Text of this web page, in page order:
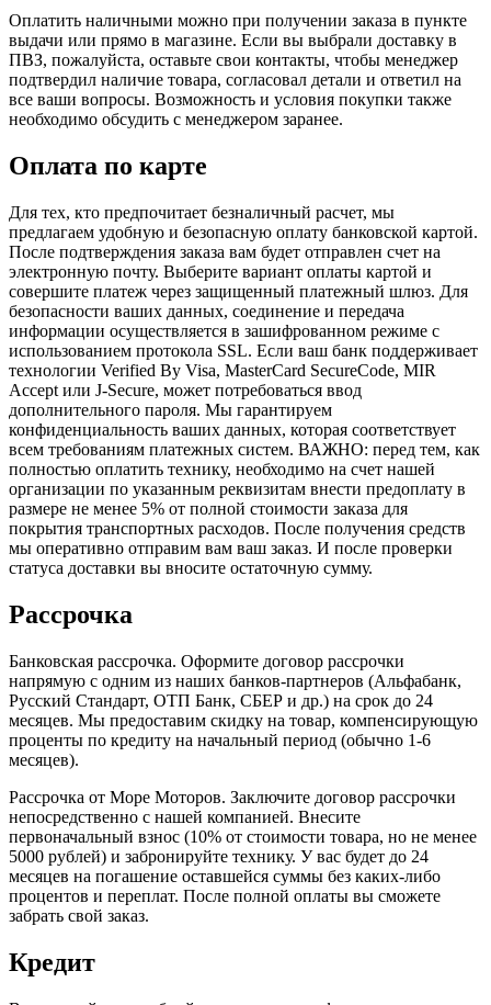
Оплатить наличными можно при получении заказа в пункте
выдачи или прямо в магазине. Если вы выбрали доставку в
ПВЗ, пожалуйста, оставьте свои контакты, чтобы менеджер
подтвердил наличие товара, согласовал детали и ответил на
все ваши вопросы. Возможность и условия покупки также
необходимо обсудить с менеджером заранее.
Оплата по карте
Для тех, кто предпочитает безналичный расчет, мы
предлагаем удобную и безопасную оплату банковской картой.
После подтверждения заказа вам будет отправлен счет на
электронную почту. Выберите вариант оплаты картой и
совершите платеж через защищенный платежный шлюз. Для
безопасности ваших данных, соединение и передача
информации осуществляется в зашифрованном режиме с
использованием протокола SSL. Если ваш банк поддерживает
технологии Verified By Visa, MasterCard SecureCode, MIR
Accept или J-Secure, может потребоваться ввод
дополнительного пароля. Мы гарантируем
конфиденциальность ваших данных, которая соответствует
всем требованиям платежных систем. ВАЖНО: перед тем, как
полностью оплатить технику, необходимо на счет нашей
организации по указанным реквизитам внести предоплату в
размере не менее 5% от полной стоимости заказа для
покрытия транспортных расходов. После получения средств
мы оперативно отправим вам ваш заказ. И после проверки
статуса доставки вы вносите остаточную сумму.
Рассрочка
Банковская рассрочка. Оформите договор рассрочки
напрямую с одним из наших банков-партнеров (Альфабанк,
Русский Стандарт, ОТП Банк, СБЕР и др.) на срок до 24
месяцев. Мы предоставим скидку на товар, компенсирующую
проценты по кредиту на начальный период (обычно 1-6
месяцев).
Рассрочка от Море Моторов. Заключите договор рассрочки
непосредственно с нашей компанией. Внесите
первоначальный взнос (10% от стоимости товара, но не менее
5000 рублей) и забронируйте технику. У вас будет до 24
месяцев на погашение оставшейся суммы без каких-либо
процентов и переплат. После полной оплаты вы сможете
забрать свой заказ.
Кредит